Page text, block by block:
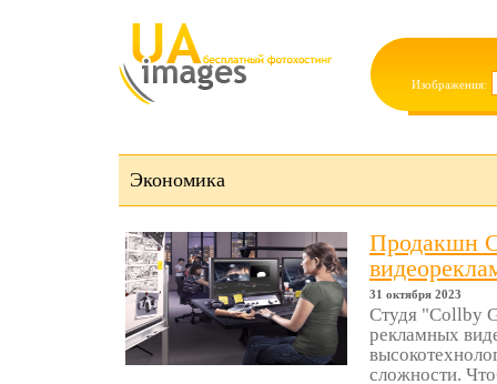
Изображения:
Экономика
Продакшн
31 октября 2023
Студя "Collby
рекламных
сложности.